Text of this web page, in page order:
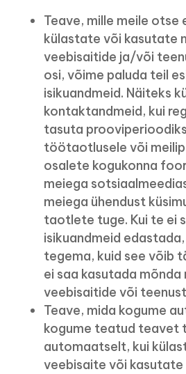
Teave, mille meile otse
külastate või kasutate
veebisaitide ja/või
osi, võime paluda teil
isikuandmeid. Näiteks
kontaktandmeid, kui
tasuta
töötaotlusele või
osalete kogukonna
meiega
meiega ühendust
taotlete tuge. Kui te ei
isikuandmeid
tegema, kuid see võib
ei saa kasutada mõnda
veebisaitide või
Teave, mida kogume
kogume teatud teavet
automaatselt, kui
veebisaite või kasutate